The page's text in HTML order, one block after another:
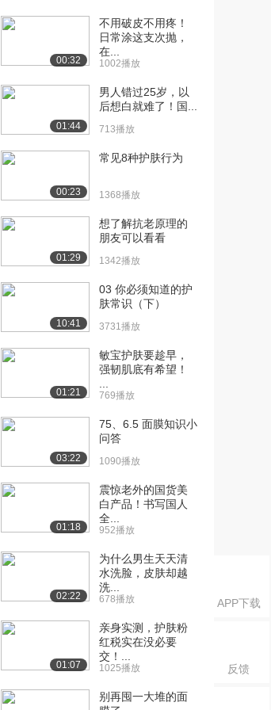
APP下载
反馈
性、中性皮肤更容易...
[11] 冬季老年人皮肤易干
燥瘙痒，该如何防...
[12] 那些市面上卖的补水
产品真的靠谱吗？
22.0万播放
[13] 遗传性毛周角化症能
根治吗？
20.7万播放
[14] 身上经常有干皮，怎
么预防？
21.0万播放
[15] 冬季手足皲裂怎么护
20.5万播放
[16] 敷面膜对改善皮肤有
30.0万播放
[17] 脂溢性皮炎能根治
么？
16.9万播放
[18] 炎症性皮肤在日常饮
食方面有哪些禁忌...
[19] 如何有效改善脸上的
01:44
[20] 炎症性红血丝皮肤是
如何导致的？
01:05
[21] 面部的红血丝是先天 00:48
00:32
不用破皮不用疼！
日常涂这支次抛，
在...
1002播放
01:44
男人错过25岁，以
后想白就难了！国...
713播放
00:23
常见8种护肤行为
1368播放
01:29
想了解抗老原理的
朋友可以看看
1342播放
10:41
03 你必须知道的护
肤常识（下）
3731播放
01:21
敏宝护肤要趁早，
强韧肌底有希望！
769播放
03:22
75、6.5 面膜知识小
问答
1090播放
01:18
震惊老外的国货美
白产品！书写国人
全...
952播放
02:22
为什么男生天天清
水洗脸，皮肤却越
洗...
678播放
01:07
亲身实测，护肤粉
红税实在没必要
交！...
1025播放
别再囤一大堆的面